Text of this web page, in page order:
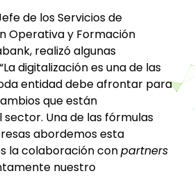
de los Servicios de
Operativa y Formación
realizó algunas
digitalización es una de las
entidad debe afrontar para
que están
Una de las fórmulas
abordemos esta
la colaboración conpartners
nuestro